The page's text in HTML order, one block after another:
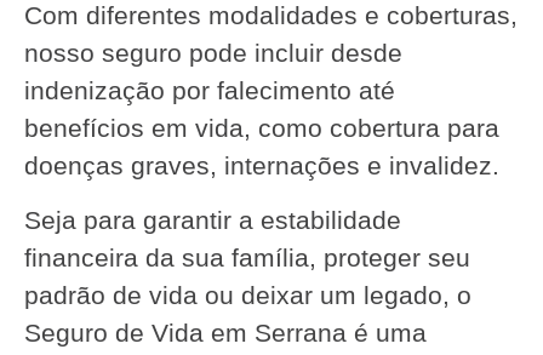
Com diferentes modalidades e coberturas,
nosso seguro pode incluir desde
indenização por falecimento até
benefícios em vida, como cobertura para
doenças graves, internações e invalidez.
Seja para garantir a estabilidade
financeira da sua família, proteger seu
padrão de vida ou deixar um legado, o
Seguro de Vida em Serrana é uma